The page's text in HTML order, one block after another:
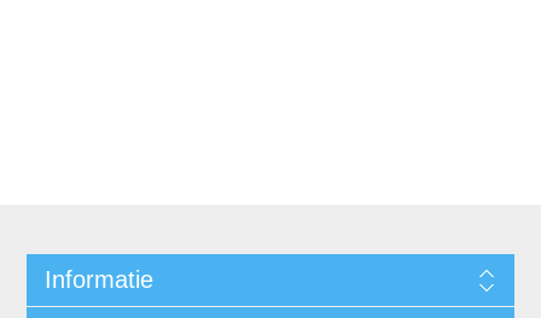
Informatie